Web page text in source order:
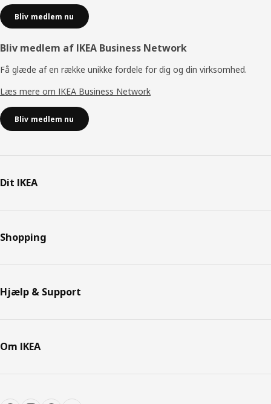
Bliv medlem nu
Bliv medlem af IKEA Business Network
Få glæde af en række unikke fordele for dig og din virksomhed.
Læs mere om IKEA Business Network
Bliv medlem nu
Dit IKEA
Shopping
Hjælp & Support
Om IKEA